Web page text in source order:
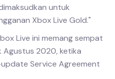
untuk
Xbox Live Gold."
Live ini memang sempat
Agustus 2020, ketika
Service Agreement